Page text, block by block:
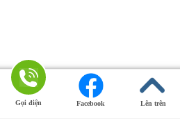
Gọi điện Facebook Lên trên
Kéo Mỹ by Huỳnh Gia Phát.